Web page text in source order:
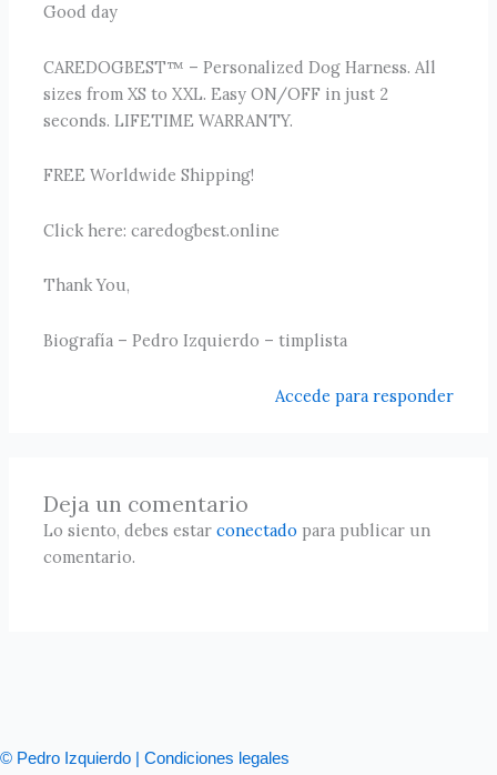
Good day
CAREDOGBEST™ – Personalized Dog Harness. All
sizes from XS to XXL. Easy ON/OFF in just 2
seconds. LIFETIME WARRANTY.
FREE Worldwide Shipping!
Click here: caredogbest.online
Thank You,
Biografía – Pedro Izquierdo – timplista
Accede para responder
Deja un comentario
Lo siento, debes estarconectado para publicar un
comentario.
© Pedro Izquierdo | Condiciones legales